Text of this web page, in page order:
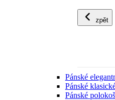
zpět
Pánské
Pánské
Pánské